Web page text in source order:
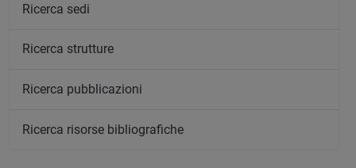
Ricerca sedi
Ricerca strutture
Ricerca pubblicazioni
Ricerca risorse bibliografiche